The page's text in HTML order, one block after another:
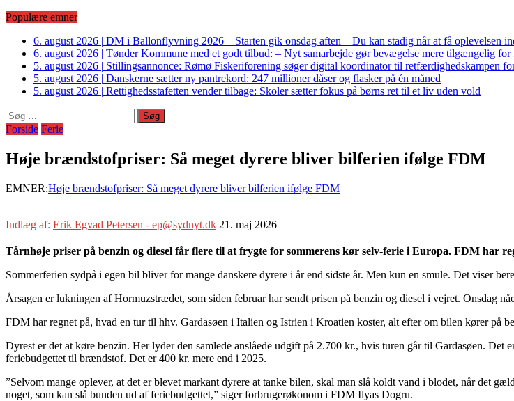
Populære emner
6. august 2026 | DM i Ballonflyvning 2026 – Starten gik onsdag aften – Du kan stadig når at få oplevelsen
6. august 2026 | Tønder Kommune med et godt tilbud: – Nyt samarbejde gør bevægelse mere tilgængelig for
5. august 2026 | Stillingsannonce: Rømø Fiskeriforening søger digital koordinator til retfærdighedskampen
5. august 2026 | Danskerne sætter ny pantrekord: 247 millioner dåser og flasker på én måned
5. august 2026 | Rettighedsstafetten vender tilbage: Skoler sætter fokus på børns ret til et liv uden vold
Søg
efter:
Forside Ferie
Høje brændstofpriser: Så meget dyrere bliver bilferien ifølge FDM
EMNER:Høje brændstofpriser: Så meget dyrere bliver bilferien ifølge FDM
Indlæg af: Erik Egvad Petersen - ep@sydnyt.dk 21. maj 2026
Tårnhøje priser på benzin og diesel får flere til at frygte for sommerens kør selv-ferie i Europa. FDM har
Sommerferien sydpå i egen bil bliver for mange danskere dyrere i år end sidste år. Men kun en smule. Det viser
Årsagen er lukningen af Hormuzstrædet, som siden februar har sendt prisen på benzin og diesel i vejret. Onsdag
FDM har regnet på, hvad en tur til hhv. Gardasøen i Italien og Istrien i Kroatien koster, alt efter om bilen kører på
Dyrest er det at køre benzin. Her lyder den samlede anslåede udgift på 2.700 kr., hvis turen går til Gardasøen.
feriebudgettet til brændstof. Det er 400 kr. mere end i 2025.
”Selvom mange oplever, at det er blevet markant dyrere at tanke bilen, skal man slå koldt vand i blodet, når det
noget, som kan slå bunden ud af feriebudgettet,” siger forbrugerøkonom i FDM Ilyas Dogru.